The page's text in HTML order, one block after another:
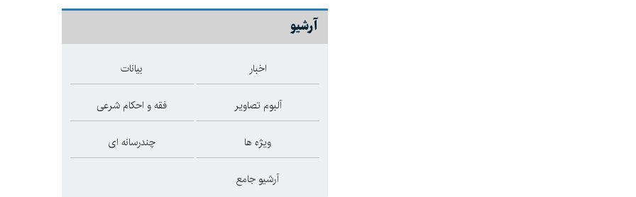
آرشیو
اخبار بیانات
آلبوم تصاویر فقه و احکام شرعی
ویژه ها چندرسانه ای
آرشیو جامع